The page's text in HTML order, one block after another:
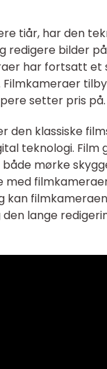
tiår, har den
redigere bilder
har fortsatt
setter pris på.
den klassiske
teknologi. Film
mørke
med
kan
lange